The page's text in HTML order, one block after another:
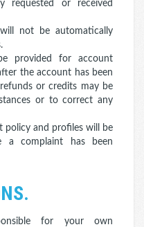
requested or received
not be automatically
provided for account
the account has been
or credits may be
or to correct any
policy and profiles will be
a complaint has been
for your own